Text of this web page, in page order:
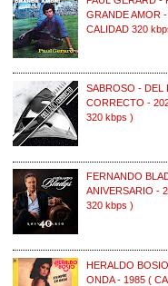
GRANDE AMOR
CALIDAD 320
SABROSO - DEL
CORRECTO -
320 kbps )
FERNANDO
ANIVERSARIO -
320 kbps )
HERALDO
ONDA - 1985 (